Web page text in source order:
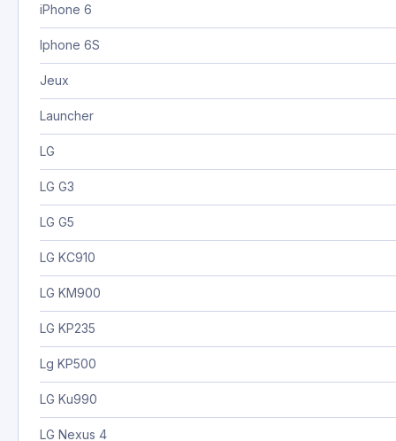
iPhone 6
Iphone 6S
Jeux
Launcher
LG
LG G3
LG G5
LG KC910
LG KM900
LG KP235
Lg KP500
LG Ku990
LG Nexus 4